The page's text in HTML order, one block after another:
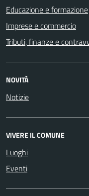
Educazione e formazione
Imprese e commercio
Tributi, finanze e
NOVITÀ
Notizie
VIVERE IL COMUNE
Luoghi
Eventi